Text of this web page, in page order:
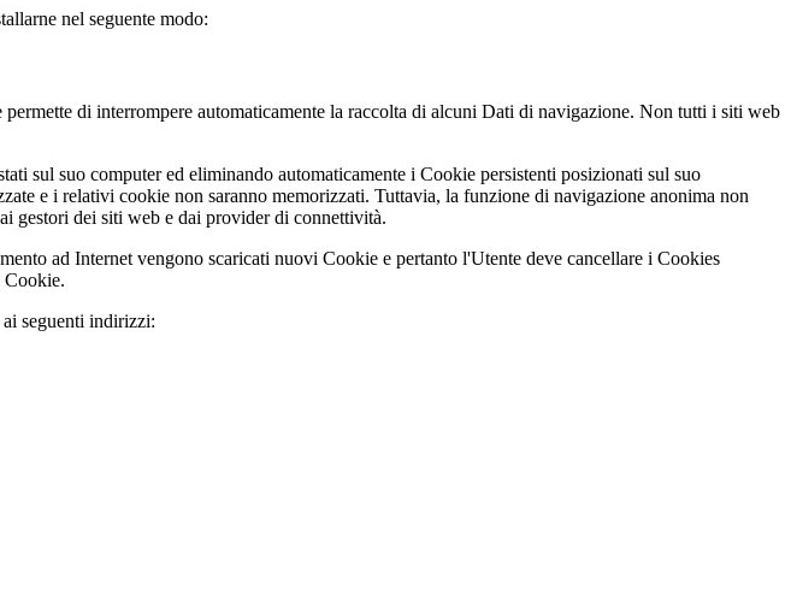
nel seguente modo:
di interrompere automaticamente la raccolta di alcuni Dati di navigazione. Non tutti i siti web
sul suo computer ed eliminando automaticamente i Cookie persistenti posizionati sul suo
e i relativi cookie non saranno memorizzati. Tuttavia, la funzione di navigazione anonima non
gestori dei siti web e dai provider di connettività.
ad Internet vengono scaricati nuovi Cookie e pertanto l'Utente deve cancellare i Cookies
Cookie.
seguenti indirizzi: